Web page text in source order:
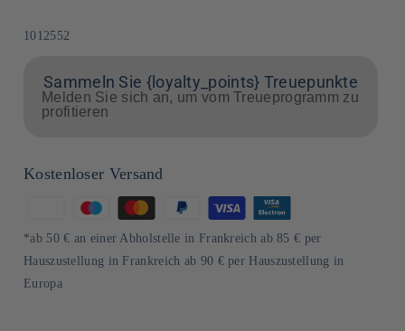
SKU:
1012552
Sammeln Sie {loyalty_points} Treuepunkte
Melden Sie sich an, um vom Treueprogramm zu
profitieren
Kostenloser Versand
Zahlungsmethoden
*ab 50 € an einer Abholstelle in Frankreich ab 85 € per
Hauszustellung in Frankreich ab 90 € per Hauszustellung in
Europa